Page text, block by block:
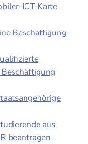
ICT-Karte
Beschäftigung
aus
beantragen